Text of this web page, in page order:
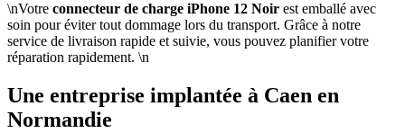
\nVotre connecteur de charge iPhone 12 Noir est emballé avec
soin pour éviter tout dommage lors du transport. Grâce à notre
service de livraison rapide et suivie, vous pouvez planifier votre
réparation rapidement. \n
Une entreprise implantée à Caen en
Normandie